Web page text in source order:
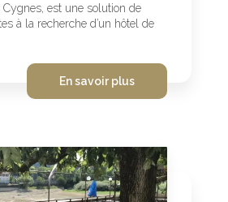
Cygnes, est une solution de
à la recherche d’un hôtel de
En savoir plus